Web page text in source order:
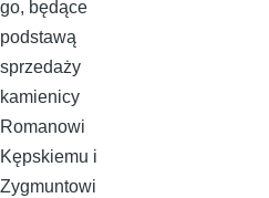
go, będące
podstawą
sprzedaży
kamienicy
Romanowi
Kępskiemu i
Zygmuntowi